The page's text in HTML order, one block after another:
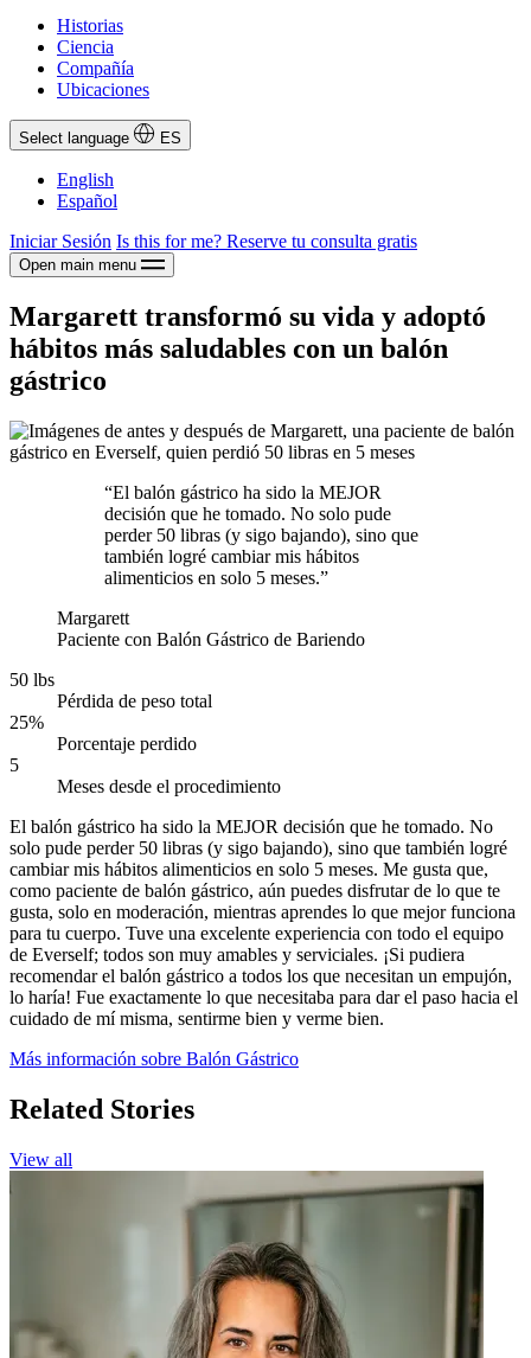
Historias
Ciencia
Compañía
Ubicaciones
Select language ES
English
Español
Iniciar Sesión Is this for me? Reserve tu consulta gratis
Open main menu
Margarett transformó su vida y adoptó
hábitos más saludables con un balón
gástrico
“El balón gástrico ha sido la MEJOR
decisión que he tomado. No solo pude
perder 50 libras (y sigo bajando), sino que
también logré cambiar mis hábitos
alimenticios en solo 5 meses.”
Margarett
Paciente con Balón Gástrico de Bariendo
50 lbs
Pérdida de peso total
25%
Porcentaje perdido
5
Meses desde el procedimiento
El balón gástrico ha sido la MEJOR decisión que he tomado. No
solo pude perder 50 libras (y sigo bajando), sino que también logré
cambiar mis hábitos alimenticios en solo 5 meses. Me gusta que,
como paciente de balón gástrico, aún puedes disfrutar de lo que te
gusta, solo en moderación, mientras aprendes lo que mejor funciona
para tu cuerpo. Tuve una excelente experiencia con todo el equipo
de Everself; todos son muy amables y serviciales. ¡Si pudiera
recomendar el balón gástrico a todos los que necesitan un empujón,
lo haría! Fue exactamente lo que necesitaba para dar el paso hacia el
cuidado de mí misma, sentirme bien y verme bien.
Más información sobre Balón Gástrico
Related Stories
View all